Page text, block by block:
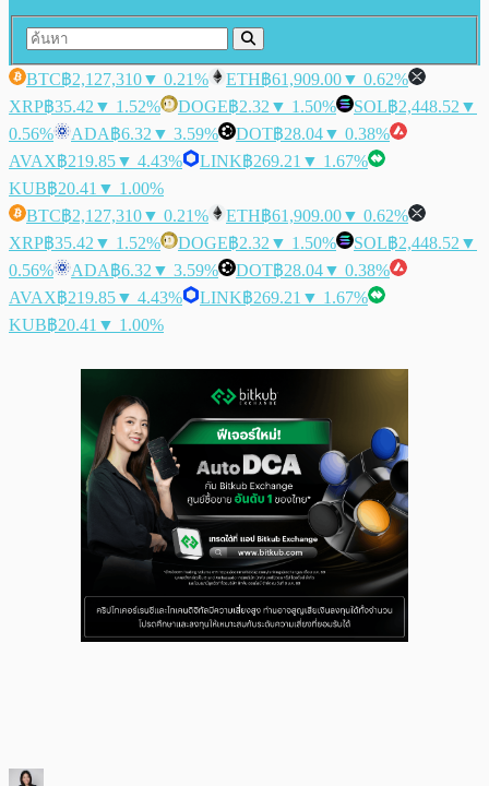
BTC฿2,127,310▼ 0.21% ETH฿61,909.00▼ 0.62%
XRP฿35.42 ▼ 1.52% DOGE฿2.32 ▼ 1.50% SOL฿2,448.52 ▼
0.56%
ADA฿6.32 ▼ 3.59% DOT฿28.04▼ 0.38%
AVAX฿219.85▼ 4.43% LINK฿269.21 ▼ 1.67%
KUB฿20.41 ▼ 1.00%
BTC฿2,127,310▼ 0.21% ETH฿61,909.00▼ 0.62%
XRP฿35.42 ▼ 1.52% DOGE฿2.32 ▼ 1.50% SOL฿2,448.52 ▼
0.56%
ADA฿6.32 ▼ 3.59% DOT฿28.04▼ 0.38%
AVAX฿219.85▼ 4.43% LINK฿269.21 ▼ 1.67%
KUB฿20.41 ▼ 1.00%